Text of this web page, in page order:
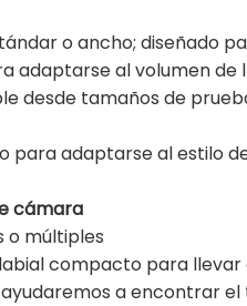
o ancho; diseñado
adaptarse al volumen
desde tamaños de
para adaptarse al estilo
cámara
o múltiples
compacto para
a encontrar